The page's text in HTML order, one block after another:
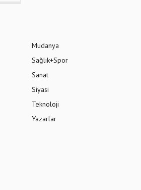
Mudanya
Sağlık+Spor
Sanat
Siyasi
Teknoloji
Yazarlar